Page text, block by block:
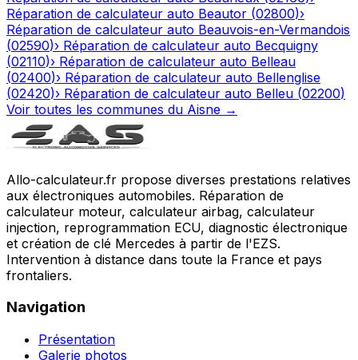
Réparation de calculateur auto Beautor (02800)›
Réparation de calculateur auto Beauvois-en-Vermandois
(02590)› Réparation de calculateur auto Becquigny
(02110)› Réparation de calculateur auto Belleau
(02400)› Réparation de calculateur auto Bellenglise
(02420)› Réparation de calculateur auto Belleu (02200)
Voir toutes les communes du Aisne →
Allo-calculateur.fr propose diverses prestations relatives
aux électroniques automobiles. Réparation de
calculateur moteur, calculateur airbag, calculateur
injection, reprogrammation ECU, diagnostic électronique
et création de clé Mercedes à partir de l'EZS.
Intervention à distance dans toute la France et pays
frontaliers.
Navigation
Présentation
Galerie photos